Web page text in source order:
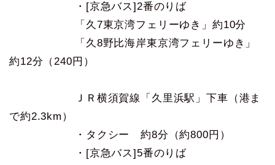
・[京急バス]2番のりば
「久7東京湾フェリーゆき」約10分
「久8野比海岸東京湾フェリーゆき」
約12分（240円）
ＪＲ横須賀線「久里浜駅」下車（港ま
で約2.3km）
・タクシー 約8分（約800円）
・[京急バス]5番のりば